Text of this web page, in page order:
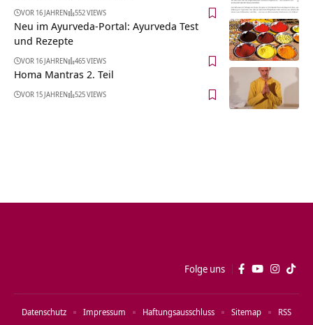
VOR 16 JAHREN 552 VIEWS
Neu im Ayurveda-Portal: Ayurveda Test
und Rezepte
VOR 16 JAHREN 465 VIEWS
Homa Mantras 2. Teil
VOR 15 JAHREN 525 VIEWS
Folge uns
Datenschutz Impressum Haftungsausschluss Sitemap RSS